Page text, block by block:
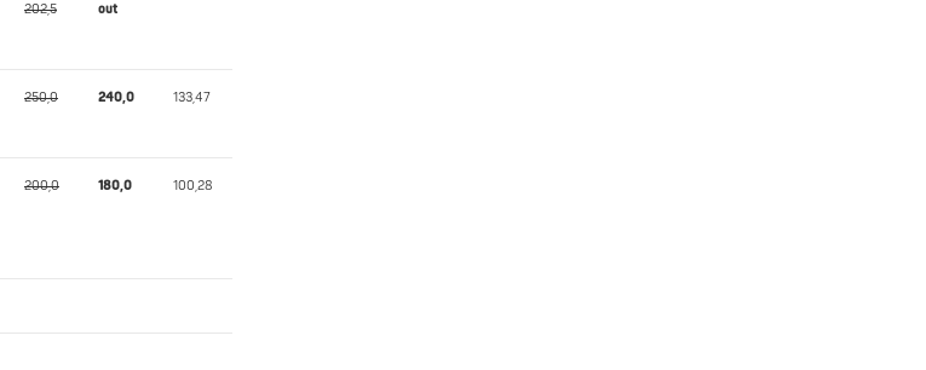
202,5 out
250,0 240,0 133,47
200,0 180,0 100,28